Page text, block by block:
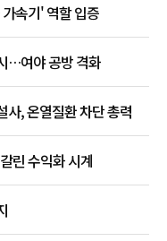
속기' 역할 입증
…여야 공방 격화
, 온열질환 차단 총력
린 수익화 시계